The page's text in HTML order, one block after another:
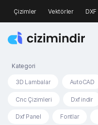
Çizimler Vektörler DXF
Kategori
3D Lambalar AutoCAD
Cnc Çizimleri Dxf indir
Dxf Panel Fontlar